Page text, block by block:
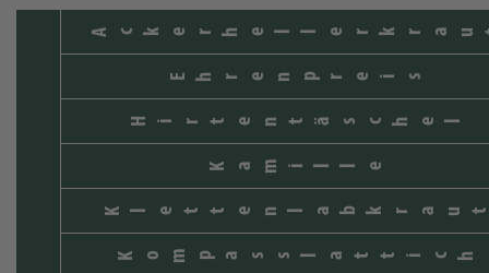
Kompasslattich
Kamille
Hirtentäschel
Ehrenpreis